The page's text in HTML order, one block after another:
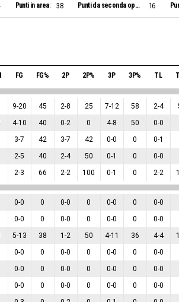
Punti in area: 38 Punti da seconda opportunità: 16
FG FG% 2P 2P% 3P 3P% TL
9-20 45 2-8 25 7-12 58 2-4
4-10 40 0-2 0 4-8 50 0-0
3-7 42 3-7 42 0-0 0 0-1
2-5 40 2-4 50 0-1 0 0-0
2-3 66 2-2 100 0-1 0 2-2
0-0 0 0-0 0 0-0 0 0-0
0-0 0 0-0 0 0-0 0 0-0
5-13 38 1-2 50 4-11 36 4-4
0-0 0 0-0 0 0-0 0 0-0
0-0 0 0-0 0 0-0 0 0-0
0-0 0 0-0 0 0-0 0 0-0